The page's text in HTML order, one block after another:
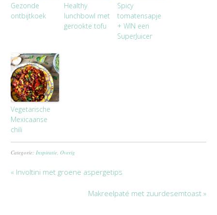
Gezonde
ontbijtkoek
Healthy
lunchbowl met
gerookte tofu
Spicy
tomatensapje
+ WIN een
SuperJuicer
Vegetarische
Mexicaanse
chili
Categorie: Inspiratie ,Overig
« Involtini met groene aspergetips
Makreelpaté met zuurdesemtoast »